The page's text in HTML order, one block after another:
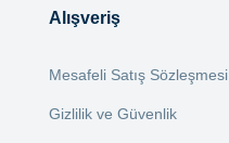
Alışveriş
Mesafeli Satış Sözleşmesi
Gizlilik ve Güvenlik